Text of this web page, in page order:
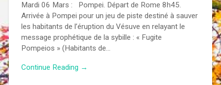
Mardi 06 Mars : Pompei. Départ de Rome 8h45.
Arrivée à Pompei pour un jeu de piste destiné à sauver
les habitants de l’éruption du Vésuve en relayant le
message prophétique de la sybille : « Fugite
Pompeios » (Habitants de…
Continue Reading →